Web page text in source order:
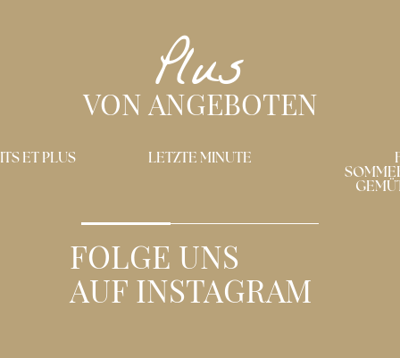
Plus
VON ANGEBOTEN
FAULER
FOLGE UNS
AUF INSTAGRAM